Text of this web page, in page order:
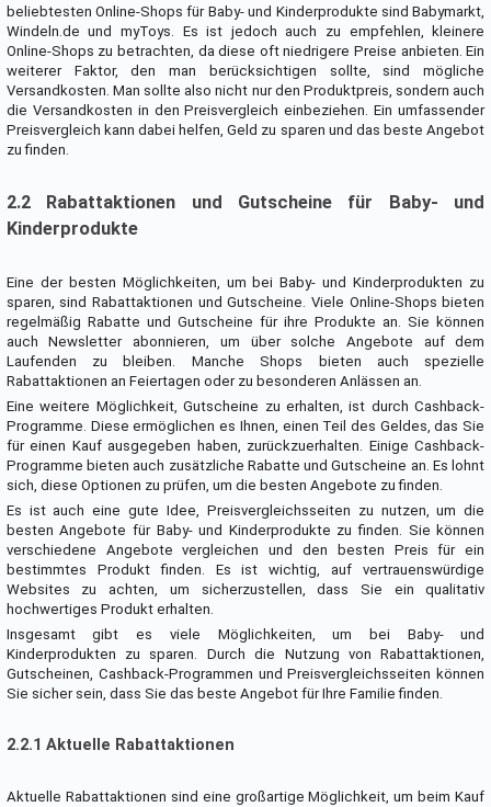
beliebtesten Online-Shops für Baby- und Kinderprodukte sind Babymarkt,
Windeln.de und myToys. Es ist jedoch auch zu empfehlen, kleinere
Online-Shops zu betrachten, da diese oft niedrigere Preise anbieten. Ein
weiterer Faktor, den man berücksichtigen sollte, sind mögliche
Versandkosten. Man sollte also nicht nur den Produktpreis, sondern auch
die Versandkosten in den Preisvergleich einbeziehen. Ein umfassender
Preisvergleich kann dabei helfen, Geld zu sparen und das beste Angebot
zu finden.
2.2 Rabattaktionen und Gutscheine für Baby- und
Kinderprodukte
Eine der besten Möglichkeiten, um bei Baby- und Kinderprodukten zu
sparen, sind Rabattaktionen und Gutscheine. Viele Online-Shops bieten
regelmäßig Rabatte und Gutscheine für ihre Produkte an. Sie können
auch Newsletter abonnieren, um über solche Angebote auf dem
Laufenden zu bleiben. Manche Shops bieten auch spezielle
Rabattaktionen an Feiertagen oder zu besonderen Anlässen an.
Eine weitere Möglichkeit, Gutscheine zu erhalten, ist durch Cashback-
Programme. Diese ermöglichen es Ihnen, einen Teil des Geldes, das Sie
für einen Kauf ausgegeben haben, zurückzuerhalten. Einige Cashback-
Programme bieten auch zusätzliche Rabatte und Gutscheine an. Es lohnt
sich, diese Optionen zu prüfen, um die besten Angebote zu finden.
Es ist auch eine gute Idee, Preisvergleichsseiten zu nutzen, um die
besten Angebote für Baby- und Kinderprodukte zu finden. Sie können
verschiedene Angebote vergleichen und den besten Preis für ein
bestimmtes Produkt finden. Es ist wichtig, auf vertrauenswürdige
Websites zu achten, um sicherzustellen, dass Sie ein qualitativ
hochwertiges Produkt erhalten.
Insgesamt gibt es viele Möglichkeiten, um bei Baby- und
Kinderprodukten zu sparen. Durch die Nutzung von Rabattaktionen,
Gutscheinen, Cashback-Programmen und Preisvergleichsseiten können
Sie sicher sein, dass Sie das beste Angebot für Ihre Familie finden.
2.2.1 Aktuelle Rabattaktionen
Aktuelle Rabattaktionen sind eine großartige Möglichkeit, um beim Kauf